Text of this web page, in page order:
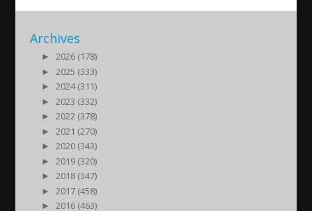
Archives
►
2026 (178)
►
2025 (333)
►
2024 (311)
►
2023 (332)
►
2022 (378)
►
2021 (270)
►
2020 (343)
►
2019 (320)
►
2018 (347)
►
2017 (458)
►
2016 (463)